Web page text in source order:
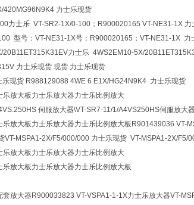
力士乐现货
力士乐 VT-SR2-1X/0-100；R900020165 VT-NE31-1X 力
型号：VT-NE31-1X号：R900020165；VT-NE31-1X
力士乐 4WS2EM10-5X/
力士乐现货 现货 力士乐现货
现货 R988129088 4WE 6 E1X/HG24N9K4 力士乐现货
放大板力士乐放大器力士乐比例放大
伺服放大器\VT-SR7-11/1/A4VS250HS伺服放大
乐放大板力士乐放大器力士乐比例放大板R901439036 VT-
VT-MSPA1-2X/F5/000/000 力士乐现货 VT-MSPA1-2X/F5/
放大板力士乐放大器力士乐比例放大
放大板力士乐放大器力士乐比例放大板
放大器R900033823 VT-VSPA1-1-1X力士乐放大器VT-